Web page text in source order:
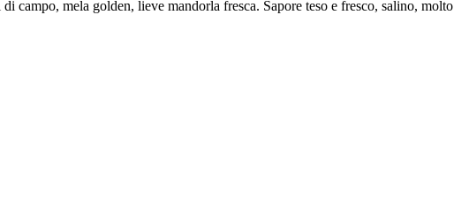
mela golden, lieve mandorla fresca. Sapore teso e fresco, salino, molto